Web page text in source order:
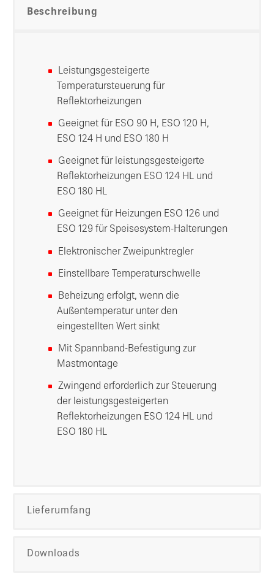
Beschreibung
Leistungsgesteigerte
Temperatursteuerung für
Reflektorheizungen
Geeignet für ESO 90 H, ESO 120 H,
ESO 124 H und ESO 180 H
Geeignet für leistungsgesteigerte
Reflektorheizungen ESO 124 HL und
ESO 180 HL
Geeignet für Heizungen ESO 126 und
ESO 129 für Speisesystem-Halterungen
Elektronischer Zweipunktregler
Einstellbare Temperaturschwelle
Beheizung erfolgt, wenn die
Außentemperatur unter den
eingestellten Wert sinkt
Mit Spannband-Befestigung zur
Mastmontage
Zwingend erforderlich zur Steuerung
der leistungsgesteigerten
Reflektorheizungen ESO 124 HL und
ESO 180 HL
Lieferumfang
Downloads